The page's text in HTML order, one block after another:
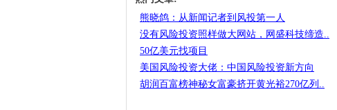
熊晓鸽：从新闻记者到风投第一人
没有风险投资照样做大网站，网盛科技缔造..
50亿美元找项目
美国风险投资大佬：中国风险投资新方向
胡润百富榜神秘女富豪挤开黄光裕270亿列..